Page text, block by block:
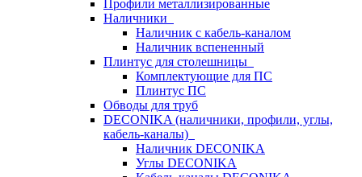
Профили металлизированные
Наличники
Наличник с кабель-каналом
Наличник вспененный
Плинтус для столешницы
Комплектующие для ПС
Плинтус ПС
Обводы для труб
DECONIKA (наличники, профили, углы,
кабель-каналы)
Наличник DECONIKA
Углы DECONIKA